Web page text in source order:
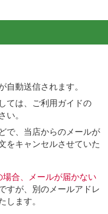
自動送信されます。
ては、ご利用ガイドの
い。
で、当店からのメールが
をキャンセルさせていた
合、メールが届かない
すが、別のメールアドレ
します。